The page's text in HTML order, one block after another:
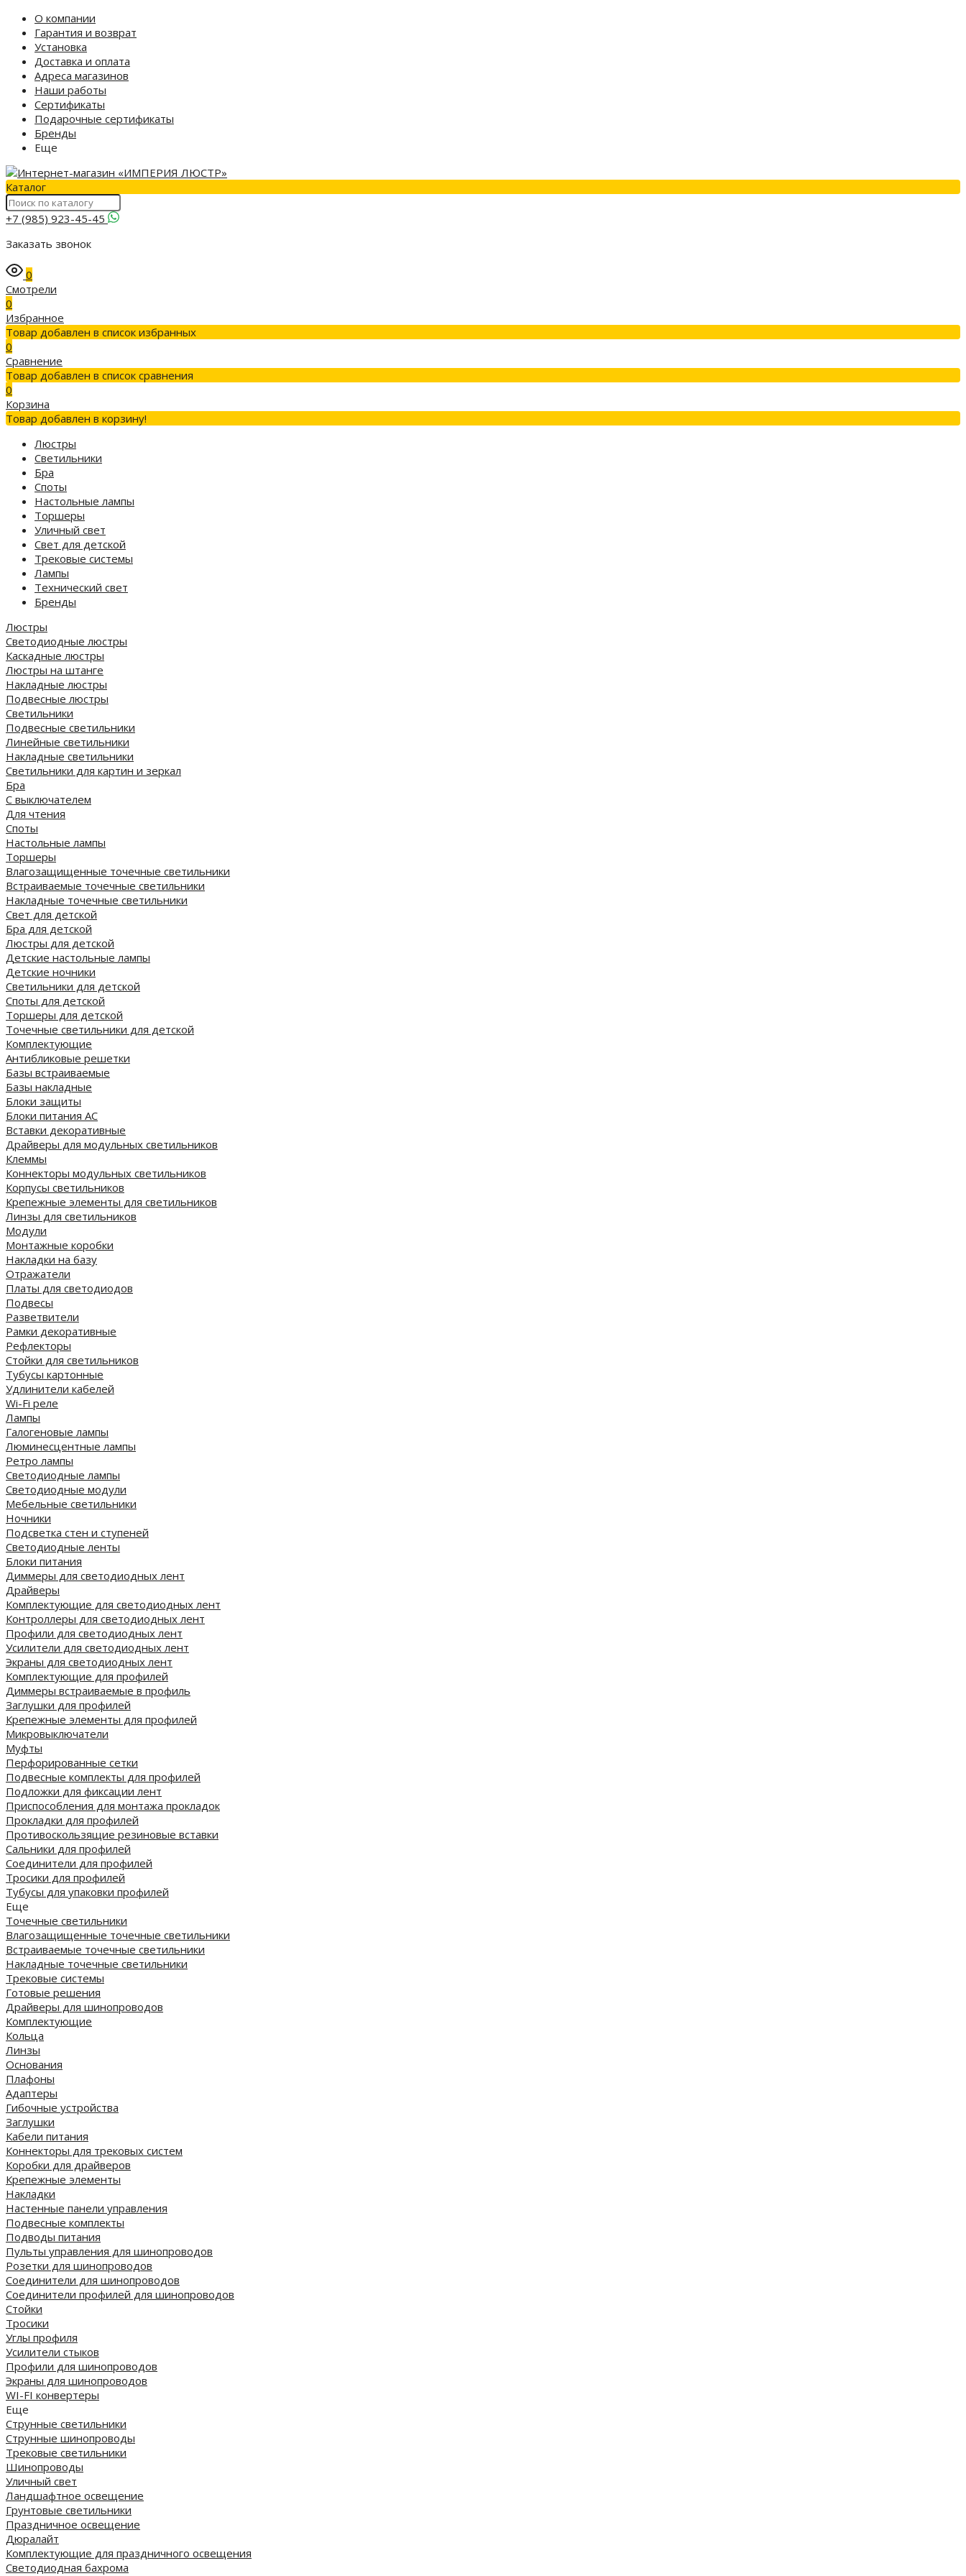
О компании
Гарантия и возврат
Установка
Доставка и оплата
Адреса магазинов
Наши работы
Сертификаты
Подарочные сертификаты
Бренды
Еще
Каталог
+7 (985) 923-45-45
Заказать звонок
0
Смотрели
0
Избранное
Товар добавлен в список избранных
0
Сравнение
Товар добавлен в список сравнения
0
Корзина
Товар добавлен в корзину!
Люстры
Светильники
Бра
Споты
Настольные лампы
Торшеры
Уличный свет
Свет для детской
Трековые системы
Лампы
Технический свет
Бренды
Люстры
Светодиодные люстры
Каскадные люстры
Люстры на штанге
Накладные люстры
Подвесные люстры
Светильники
Подвесные светильники
Линейные светильники
Накладные светильники
Светильники для картин и зеркал
Бра
С выключателем
Для чтения
Споты
Настольные лампы
Торшеры
Влагозащищенные точечные светильники
Встраиваемые точечные светильники
Накладные точечные светильники
Свет для детской
Бра для детской
Люстры для детской
Детские настольные лампы
Детские ночники
Светильники для детской
Споты для детской
Торшеры для детской
Точечные светильники для детской
Комплектующие
Антибликовые решетки
Базы встраиваемые
Базы накладные
Блоки защиты
Блоки питания AC
Вставки декоративные
Драйверы для модульных светильников
Клеммы
Коннекторы модульных светильников
Корпусы светильников
Крепежные элементы для светильников
Линзы для светильников
Модули
Монтажные коробки
Накладки на базу
Отражатели
Платы для светодиодов
Подвесы
Разветвители
Рамки декоративные
Рефлекторы
Стойки для светильников
Тубусы картонные
Удлинители кабелей
Wi-Fi реле
Лампы
Галогеновые лампы
Люминесцентные лампы
Ретро лампы
Светодиодные лампы
Светодиодные модули
Мебельные светильники
Ночники
Подсветка стен и ступеней
Светодиодные ленты
Блоки питания
Диммеры для светодиодных лент
Драйверы
Комплектующие для светодиодных лент
Контроллеры для светодиодных лент
Профили для светодиодных лент
Усилители для светодиодных лент
Экраны для светодиодных лент
Комплектующие для профилей
Диммеры встраиваемые в профиль
Заглушки для профилей
Крепежные элементы для профилей
Микровыключатели
Муфты
Перфорированные сетки
Подвесные комплекты для профилей
Подложки для фиксации лент
Приспособления для монтажа прокладок
Прокладки для профилей
Противоскользящие резиновые вставки
Сальники для профилей
Соединители для профилей
Тросики для профилей
Тубусы для упаковки профилей
Еще
Точечные светильники
Влагозащищенные точечные светильники
Встраиваемые точечные светильники
Накладные точечные светильники
Трековые системы
Готовые решения
Драйверы для шинопроводов
Комплектующие
Кольца
Линзы
Основания
Плафоны
Адаптеры
Гибочные устройства
Заглушки
Кабели питания
Коннекторы для трековых систем
Коробки для драйверов
Крепежные элементы
Накладки
Настенные панели управления
Подвесные комплекты
Подводы питания
Пульты управления для шинопроводов
Розетки для шинопроводов
Соединители для шинопроводов
Соединители профилей для шинопроводов
Стойки
Тросики
Углы профиля
Усилители стыков
Профили для шинопроводов
Экраны для шинопроводов
WI-FI конвертеры
Еще
Струнные светильники
Струнные шинопроводы
Трековые светильники
Шинопроводы
Уличный свет
Ландшафтное освещение
Грунтовые светильники
Праздничное освещение
Дюралайт
Комплектующие для праздничного освещения
Светодиодная бахрома